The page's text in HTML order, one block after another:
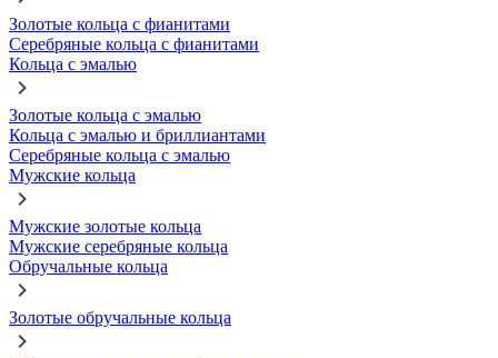
Золотые кольца с фианитами
Серебряные кольца с фианитами
Кольца с эмалью
Золотые кольца с эмалью
Кольца с эмалью и бриллиантами
Серебряные кольца с эмалью
Мужские кольца
Мужские золотые кольца
Мужские серебряные кольца
Обручальные кольца
Золотые обручальные кольца